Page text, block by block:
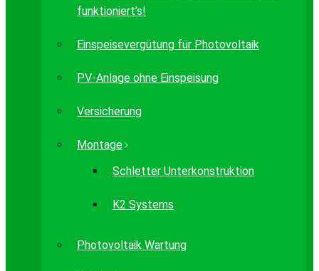
funktioniert’s!
Einspeisevergütung für Photovoltaik
PV-Anlage ohne Einspeisung
Versicherung
Montage
Schletter Unterkonstruktion
K2 Systems
Photovoltaik Wartung